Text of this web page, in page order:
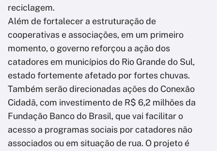
reciclagem.
Além de fortalecer a estruturação de
cooperativas e associações, em um primeiro
momento, o governo reforçou a ação dos
catadores em municípios do Rio Grande do Sul,
estado fortemente afetado por fortes chuvas.
Também serão direcionadas ações do Conexão
Cidadã, com investimento de R$ 6,2 milhões da
Fundação Banco do Brasil, que vai facilitar o
acesso a programas sociais por catadores não
associados ou em situação de rua. O projeto é